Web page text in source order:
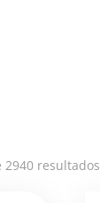
2940 resultados